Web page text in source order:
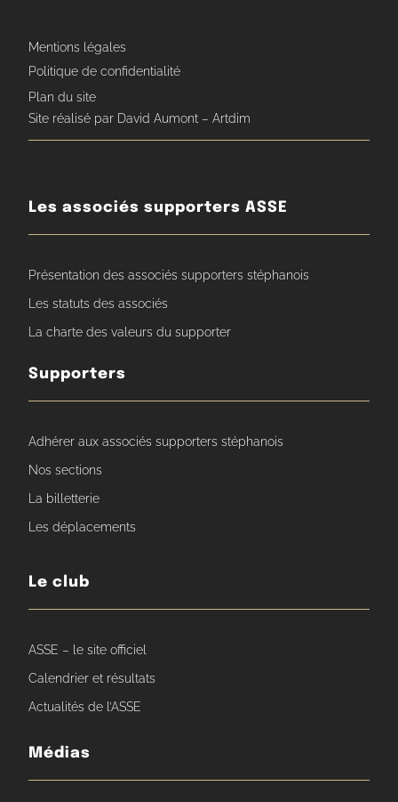
Mentions légales
Politique de confidentialité
Plan du site
Site réalisé par David Aumont – Artdim
Les associés supporters ASSE
Présentation des associés supporters stéphanois
Les statuts des associés
La charte des valeurs du supporter
Supporters
Adhérer aux associés supporters stéphanois
Nos sections
La billetterie
Les déplacements
Le club
ASSE – le site officiel
Calendrier et résultats
Actualités de l’ASSE
Médias